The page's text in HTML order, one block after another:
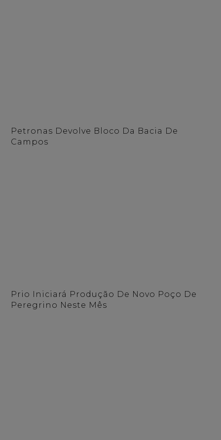
Petronas Devolve Bloco Da Bacia De
Campos
Prio Iniciará Produção De Novo Poço De
Peregrino Neste Mês